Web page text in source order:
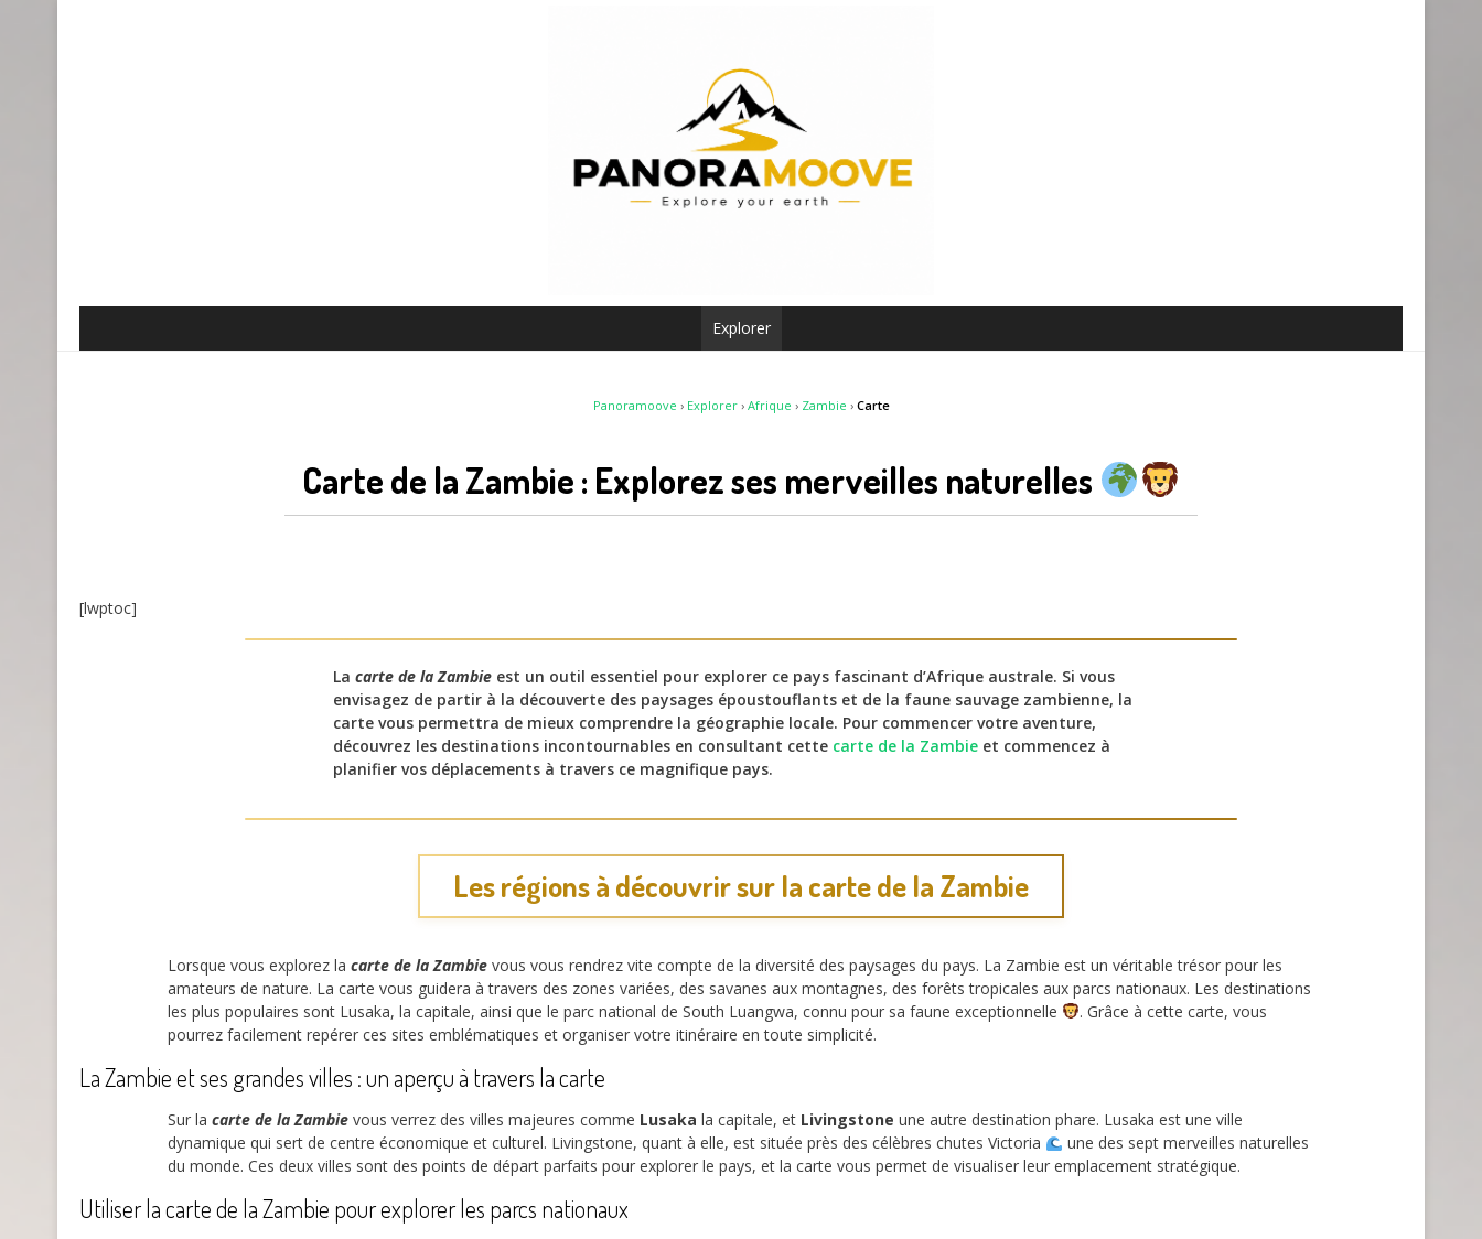
Explorer
Panoramoove › Explorer› Afrique › Zambie › Carte
Carte de la Zambie : Explorez ses merveilles naturelles
[lwptoc]
La carte de la Zambie est un outil essentiel pour explorer ce pays fascinant d’Afrique australe. Si vous
envisagez de partir à la découverte des paysages époustouflants et de la faune sauvage zambienne, la
carte vous permettra de mieux comprendre la géographie locale. Pour commencer votre aventure,
découvrez les destinations incontournables en consultant cette carte de la Zambie et commencez à
planifier vos déplacements à travers ce magnifique pays.
Les régions à découvrir sur la carte de la Zambie
Lorsque vous explorez la carte de la Zambie vous vous rendrez vite compte de la diversité des paysages du pays. La Zambie est un véritable trésor pour les
amateurs de nature. La carte vous guidera à travers des zones variées, des savanes aux montagnes, des forêts tropicales aux parcs nationaux. Les destinations
les plus populaires sont Lusaka, la capitale, ainsi que le parc national de South Luangwa, connu pour sa faune exceptionnelle
. Grâce à cette carte, vous
pourrez facilement repérer ces sites emblématiques et organiser votre itinéraire en toute simplicité.
La Zambie et ses grandes villes : un aperçu à travers la carte
Sur la carte de la Zambie vous verrez des villes majeures comme Lusaka la capitale, et Livingstone une autre destination phare. Lusaka est une ville
dynamique qui sert de centre économique et culturel. Livingstone, quant à elle, est située près des célèbres chutes Victoria
une des sept merveilles naturelles
du monde. Ces deux villes sont des points de départ parfaits pour explorer le pays, et la carte vous permet de visualiser leur emplacement stratégique.
Utiliser la carte de la Zambie pour explorer les parcs nationaux